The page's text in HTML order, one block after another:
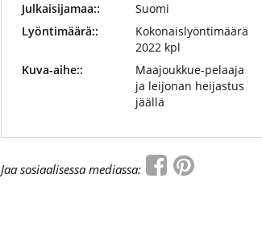
Julkaisijamaa::
Suomi
Lyöntimäärä::
Kokonaislyöntimäärä
2022 kpl
Kuva-aihe::
Maajoukkue-pelaaja
ja leijonan heijastus
jäällä
Jaa sosiaalisessa mediassa: